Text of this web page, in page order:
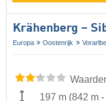
Krähenberg –
Europa Oostenrijk
197 m (842 m -